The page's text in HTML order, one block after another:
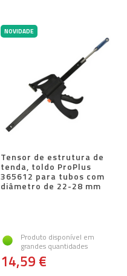
NOVIDADE
Tensor de estrutura de
tenda, toldo ProPlus
365612 para tubos com
diâmetro de 22-28 mm
Produto disponível em
grandes quantidades
14,59 €